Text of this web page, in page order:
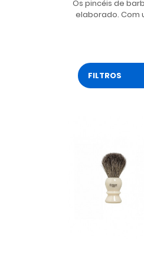
Os pincéis de
elaborado. Com
FILTROS